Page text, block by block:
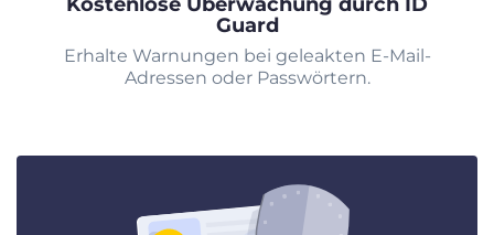
Guard
Erhalte Warnungen bei geleakten E-Mail-
Adressen oder Passwörtern.